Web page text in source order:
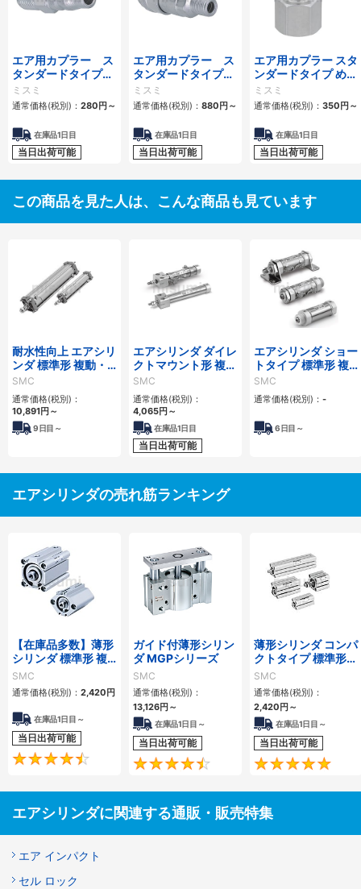
エア用カプラー ス
タンダードタイプ
おねじプラグ
ミスミ
通常価格(税別)： 280 円 ～
在庫品1日目
当日出荷可能
エア用カプラー ス
タンダードタイプ
おねじソケット
ミスミ
通常価格(税別)： 880 円 ～
在庫品1日目
当日出荷可能
エア用カプラー スタ
ンダードタイプ めね
じプラグ
ミスミ
通常価格(税別)： 350 円 ～
在庫品1日目
当日出荷可能
この商品を見た人は、こんな商品も見ています
耐水性向上 エアシリ
ンダ 標準形 複動・
片ロッド CA2シリ
ーズ
SMC
通常価格(税別)：
10,891円 ～
9 日目～
エアシリンダ ダイレ
クトマウント形 複
動・片ロッド CJ2R
シリーズ
SMC
通常価格(税別)：
4,065円 ～
在庫品1日目
当日出荷可能
エアシリンダ ショー
トタイプ 標準形 複
動・片ロッド CM3
シリーズ
SMC
通常価格(税別)： -
6 日目～
エアシリンダの売れ筋ランキング
【在庫品多数】薄形
シリンダ 標準形 複
動・片ロッド CQ2
シリーズ
SMC
通常価格(税別)： 2,420 円
在庫品1日目～
当日出荷可能
4.5
ガイド付薄形シリン
ダ MGPシリーズ
SMC
通常価格(税別)：
13,126円 ～
在庫品1日目～
当日出荷可能
4.6
薄形シリンダ コンパ
クトタイプ 標準形
複動 片ロッド CQS
シリーズ
SMC
通常価格(税別)：
2,420 円 ～
在庫品1日目～
当日出荷可能
エアシリンダに関連する通販・販売特集
エア インパクト
セル ロック